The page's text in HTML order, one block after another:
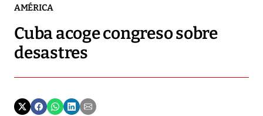
AMÉRICA
Cuba acoge congreso sobre
desastres